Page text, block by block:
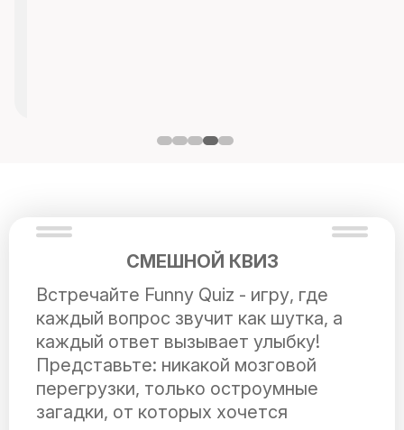
СМЕШНОЙ КВИЗ
Встречайте Funny Quiz - игру, где
каждый вопрос звучит как шутка, а
каждый ответ вызывает улыбку!
Представьте: никакой мозговой
перегрузки, только остроумные
загадки, от которых хочется